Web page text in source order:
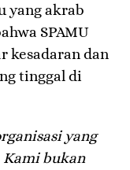
yang akrab
SPAMU
kesadaran dan
tinggal di
yang
Kami bukan